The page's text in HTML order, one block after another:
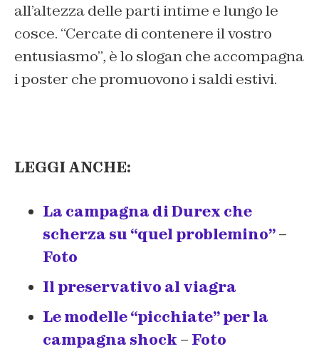
all’altezza delle parti intime e lungo le
cosce. “Cercate di contenere il vostro
entusiasmo”, è lo slogan che accompagna
i poster che promuovono i saldi estivi.
LEGGI ANCHE:
La campagna di Durex che
scherza su “quel problemino”–
Foto
Il preservativo al viagra
Le modelle “picchiate” per la
campagna shock – Foto